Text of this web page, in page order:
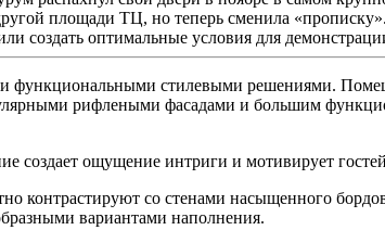
площади ТЦ, но теперь сменила
создать оптимальные условия для
стилевыми решениями.
рифлеными фасадами и большим
создает ощущение интриги и мотивирует
контрастируют со стенами насыщенного
вариантами наполнения.